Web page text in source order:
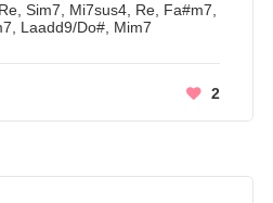
Sim7, Mi7sus4, Re, Fa#m7,
Laadd9/Do#, Mim7
2